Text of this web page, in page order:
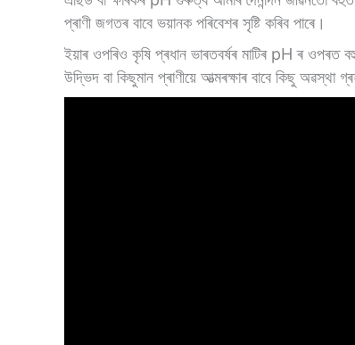
প্ৰাণী জগতৰ বাবে ভয়ানক পৰিবেশৰ সৃষ্টি কৰিব পাৰে।
ইয়াৰ ওপৰিও কৃষি প্ৰধান ভাৰতবৰ্ষৰ মাটিৰ pH ৰ
উদ্ভিদ বা কিছুমান প্ৰাণীয়ে আত্মৰক্ষাৰ বাবে কিছু অৱস্থা